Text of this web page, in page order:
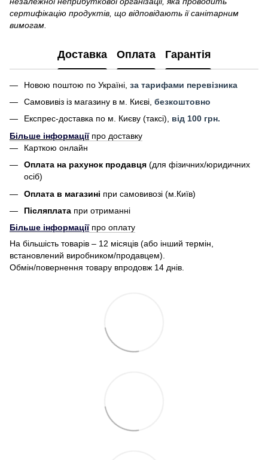
сертифікацію продуктів, що відповідають ії санітарним
вимогам.
Доставка Оплата Гарантія
Новою поштою по Україні, за тарифами перевізника
Самовивіз із магазину в м. Києві, безкоштовно
Експрес-доставка по м. Києву (таксі), від 100 грн.
Більше інформаціїпро доставку
Карткою онлайн
Оплата на рахунок продавця (для фізичних/юридичних
осіб)
Оплата в магазині при самовивозі (м.Київ)
Післяплата при отриманні
Більше інформаціїпро оплату
На більшість товарів – 12 місяців (або інший термін,
встановлений виробником/продавцем).
Обмін/повернення товару впродовж 14 днів.